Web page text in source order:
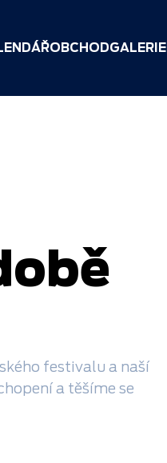
OBCHODGALERIE
festivalu a naší
a těšíme se